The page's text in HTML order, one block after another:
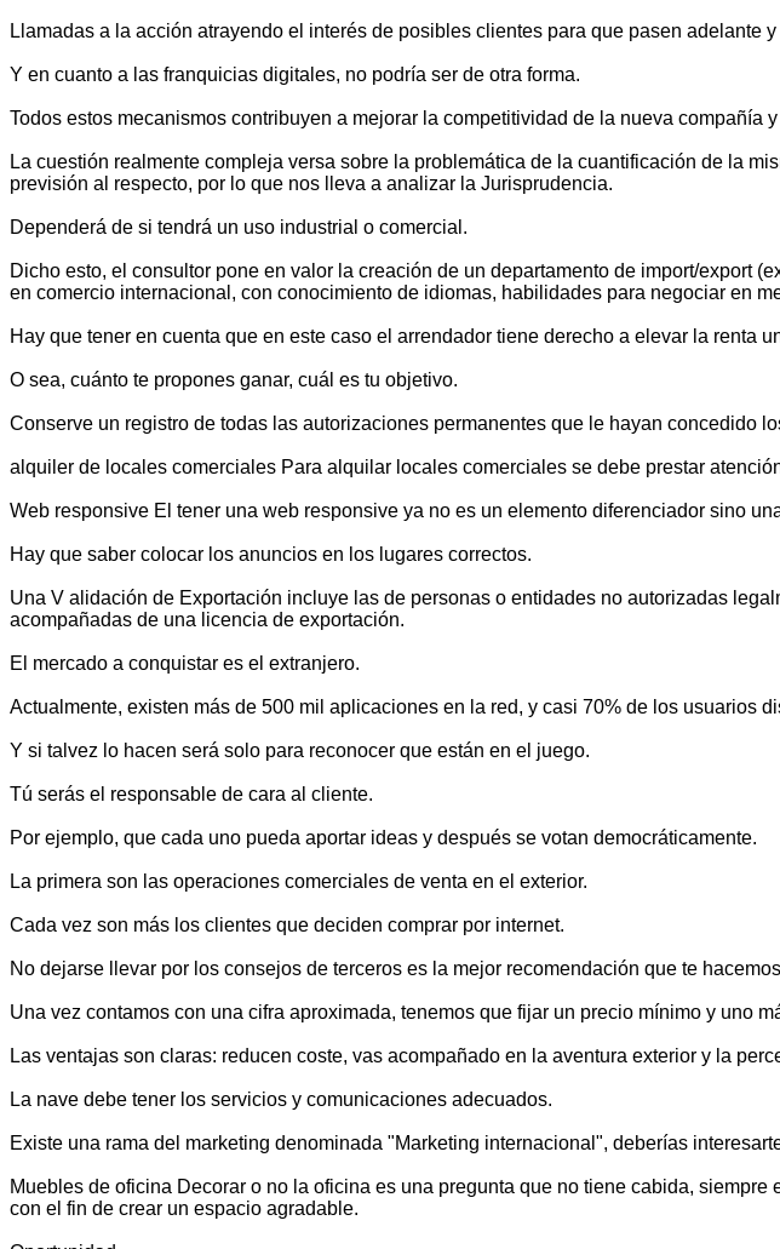
Llamadas a la acción atrayendo el interés de posibles clientes para que pasen adelante
Y en cuanto a las franquicias digitales, no podría ser de otra forma.
Todos estos mecanismos contribuyen a mejorar la competitividad de la nueva compañía
La cuestión realmente compleja versa sobre la problemática de la cuantificación de la
previsión al respecto, por lo que nos lleva a analizar la Jurisprudencia.
Dependerá de si tendrá un uso industrial o comercial.
Dicho esto, el consultor pone en valor la creación de un departamento de import/export
en comercio internacional, con conocimiento de idiomas, habilidades para negociar en
Hay que tener en cuenta que en este caso el arrendador tiene derecho a elevar la renta
O sea, cuánto te propones ganar, cuál es tu objetivo.
Conserve un registro de todas las autorizaciones permanentes que le hayan concedido
alquiler de locales comerciales Para alquilar locales comerciales se debe prestar
Web responsive El tener una web responsive ya no es un elemento diferenciador sino
Hay que saber colocar los anuncios en los lugares correctos.
Una V alidación de Exportación incluye las de personas o entidades no autorizadas
acompañadas de una licencia de exportación.
El mercado a conquistar es el extranjero.
Actualmente, existen más de 500 mil aplicaciones en la red, y casi 70% de los usuarios
Y si talvez lo hacen será solo para reconocer que están en el juego.
Tú serás el responsable de cara al cliente.
Por ejemplo, que cada uno pueda aportar ideas y después se votan democráticamente.
La primera son las operaciones comerciales de venta en el exterior.
Cada vez son más los clientes que deciden comprar por internet.
No dejarse llevar por los consejos de terceros es la mejor recomendación que te
Una vez contamos con una cifra aproximada, tenemos que fijar un precio mínimo y uno
Las ventajas son claras: reducen coste, vas acompañado en la aventura exterior y la
La nave debe tener los servicios y comunicaciones adecuados.
Existe una rama del marketing denominada "Marketing internacional", deberías
Muebles de oficina Decorar o no la oficina es una pregunta que no tiene cabida,
con el fin de crear un espacio agradable.